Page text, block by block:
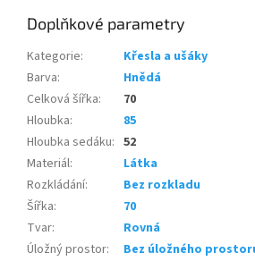
Doplňkové parametry
Kategorie:
Křesla a ušáky
Barva:
Hnědá
Celková šířka:
70
Hloubka:
85
Hloubka sedáku: 52
Materiál:
Látka
Rozkládání:
Bez rozkladu
Šířka:
70
Tvar:
Rovná
Úložný prostor:
Bez úložného